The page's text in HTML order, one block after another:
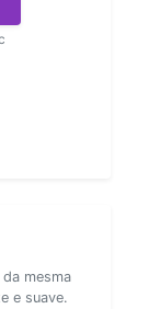
mesma
e suave.